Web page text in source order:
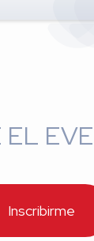
EL
Inscribirme